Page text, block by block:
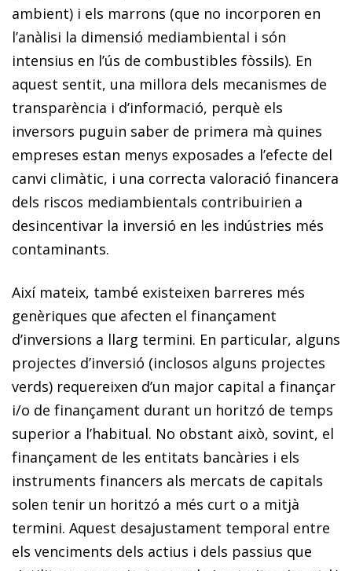
ambient) i els marrons (que no incorporen en
l’anàlisi la dimensió mediambiental i són
intensius en l’ús de combustibles fòssils). En
aquest sentit, una millora dels mecanismes de
transparència i d’informació, perquè els
inversors puguin saber de primera mà quines
empreses estan menys exposades a l’efecte del
canvi climàtic, i una correcta valoració financera
dels riscos mediambientals contribuirien a
desincentivar la inversió en les indústries més
contaminants.
Així mateix, també existeixen barreres més
genèriques que afecten el finançament
d’inversions a llarg termini. En particular, alguns
projectes d’inversió (inclosos alguns projectes
verds) requereixen d’un major capital a finançar
i/o de finançament durant un horitzó de temps
superior a l’habitual. No obstant això, sovint, el
finançament de les entitats bancàries i els
instruments financers als mercats de capitals
solen tenir un horitzó a més curt o a mitjà
termini. Aquest desajustament temporal entre
els venciments dels actius i dels passius que